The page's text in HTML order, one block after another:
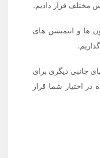
مختلف قرار دادیم.
ها و انیمیشن های
جانبی دیگری برای
اختیار شما قرار